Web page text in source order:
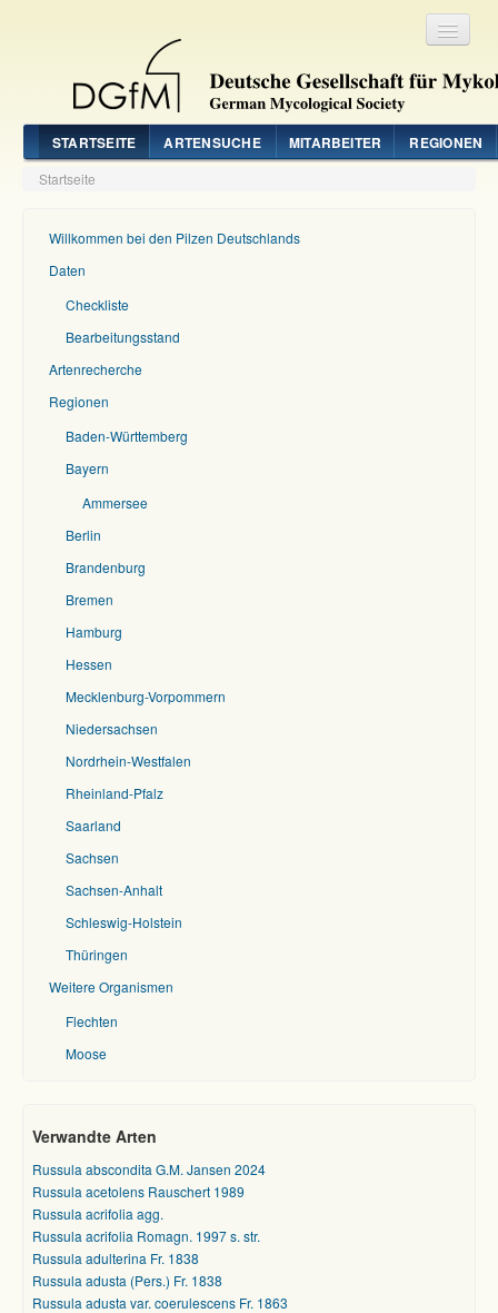
STARTSEITE ARTENSUCHE MITARBEITER REGIONEN
Startseite
Willkommen bei den Pilzen Deutschlands
Daten
Checkliste
Bearbeitungsstand
Artenrecherche
Regionen
Baden-Württemberg
Bayern
Ammersee
Berlin
Brandenburg
Bremen
Hamburg
Hessen
Mecklenburg-Vorpommern
Niedersachsen
Nordrhein-Westfalen
Rheinland-Pfalz
Saarland
Sachsen
Sachsen-Anhalt
Schleswig-Holstein
Thüringen
Weitere Organismen
Flechten
Moose
Verwandte Arten
Russula abscondita G.M. Jansen 2024
Russula acetolens Rauschert 1989
Russula acrifolia agg.
Russula acrifolia Romagn. 1997 s. str.
Russula adulterina Fr. 1838
Russula adusta (Pers.) Fr. 1838
Russula adusta var. coerulescens Fr. 1863